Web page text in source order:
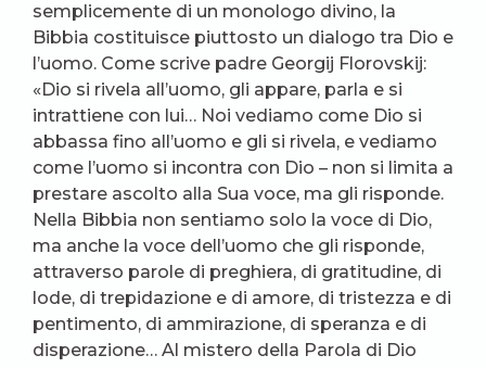
semplicemente di un monologo divino, la
Bibbia costituisce piuttosto un dialogo tra Dio e
l’uomo. Come scrive padre Georgij Florovskij:
«Dio si rivela all’uomo, gli appare, parla e si
intrattiene con lui… Noi vediamo come Dio si
abbassa fino all’uomo e gli si rivela, e vediamo
come l’uomo si incontra con Dio – non si limita a
prestare ascolto alla Sua voce, ma gli risponde.
Nella Bibbia non sentiamo solo la voce di Dio,
ma anche la voce dell’uomo che gli risponde,
attraverso parole di preghiera, di gratitudine, di
lode, di trepidazione e di amore, di tristezza e di
pentimento, di ammirazione, di speranza e di
disperazione… Al mistero della Parola di Dio